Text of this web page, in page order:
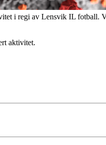
i regi av Lensvik IL fotball.
aktivitet.